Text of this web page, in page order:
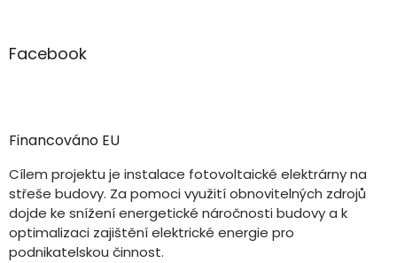
Facebook
Financováno EU
Cílem projektu je instalace fotovoltaické elektrárny na
střeše budovy. Za pomoci využití obnovitelných zdrojů
dojde ke snížení energetické náročnosti budovy a k
optimalizaci zajištění elektrické energie pro
podnikatelskou činnost.